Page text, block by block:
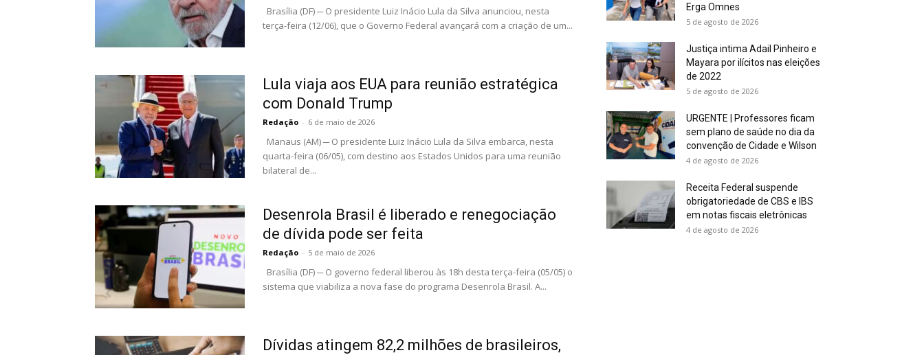
Brasília (DF) ─ O presidente Luiz Inácio Lula da Silva anunciou, nesta
terça-feira (12/06), que o Governo Federal avançará com a criação de um...
Lula viaja aos EUA para reunião estratégica
com Donald Trump
Redação - 6 de maio de 2026
Manaus (AM) ─ O presidente Luiz Inácio Lula da Silva embarca, nesta
quarta-feira (06/05), com destino aos Estados Unidos para uma reunião
bilateral de...
Desenrola Brasil é liberado e renegociação
de dívida pode ser feita
Redação - 5 de maio de 2026
Brasília (DF) ─ O governo federal liberou às 18h desta terça-feira (05/05) o
sistema que viabiliza a nova fase do programa Desenrola Brasil. A...
Dívidas atingem 82,2 milhões de brasileiros,
Erga Omnes
5 de agosto de 2026
Justiça intima Adail Pinheiro e
Mayara por ilícitos nas eleições
de 2022
5 de agosto de 2026
URGENTE | Professores ficam
sem plano de saúde no dia da
convenção de Cidade e Wilson
4 de agosto de 2026
Receita Federal suspende
obrigatoriedade de CBS e IBS
em notas fiscais eletrônicas
4 de agosto de 2026